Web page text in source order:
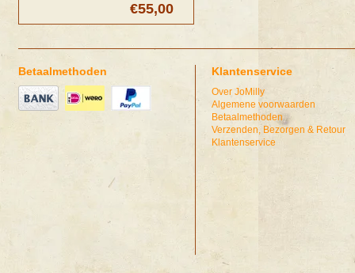
€55,00
Betaalmethoden Klantenservice
Over JoMilly
Algemene voorwaarden
Betaalmethoden
Verzenden, Bezorgen & Retour
Klantenservice